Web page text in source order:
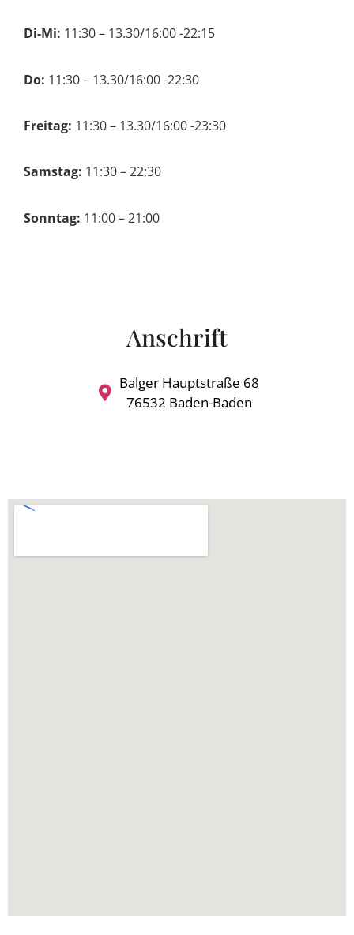
Di-Mi: 11:30 – 13.30/16:00 -22:15
Do: 11:30 – 13.30/16:00 -22:30
Freitag: 11:30 – 13.30/16:00 -23:30
Samstag: 11:30 – 22:30
Sonntag: 11:00 – 21:00
Anschrift
Balger Hauptstraße 68
76532 Baden-Baden